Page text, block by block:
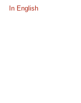
In English